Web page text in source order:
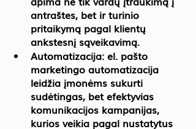
antraštes, bet ir turinio
pritaikymą pagal klientų
ankstesnį sąveikavimą.
Automatizacija: el. pašto
marketingo automatizacija
leidžia įmonėms sukurti
sudėtingas, bet efektyvias
komunikacijos kampanijas,
kurios veikia pagal nustatytus